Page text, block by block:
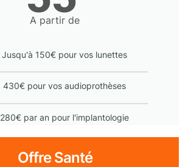
A partir de
Jusqu'à 150€ pour vos lunettes
430€ pour vos audioprothèses
280€ par an pour l'implantologie
Offre Santé